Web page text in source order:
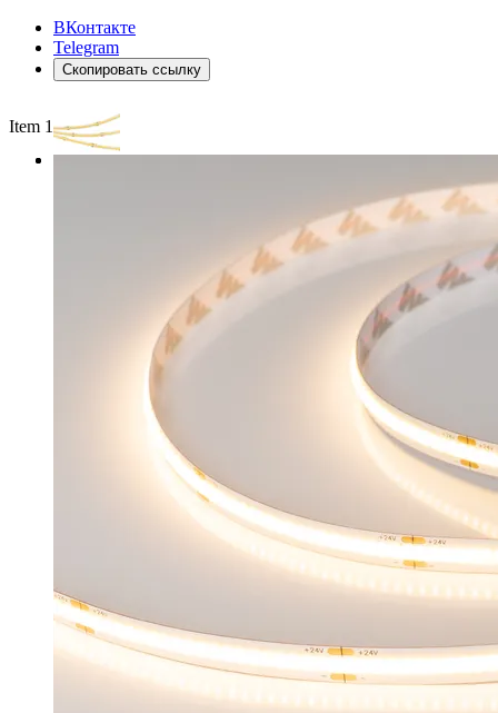
ВКонтакте
Telegram
Скопировать ссылку
Item 1 of 2